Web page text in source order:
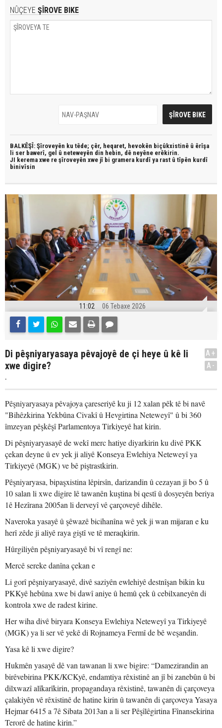
NÛÇEYE ŞÎROVE BIKE
BALKÊŞÎ: Şîroveyên ku têde; çêr, heqaret, hevokên biçûkxistinê û êrîşa
li ser bawerî, gel û neteweyên din hebin, dê neyêne erêkirin.
JI kerema xwe re şîroveyên xwe jî bi gramera kurdî ya rast û tîpên kurdî
binivîsin
11:02 06 Tebaxe 2026
Di pêşniyaryasaya pêvajoyê de çi heye û kê li
xwe digire?
.
A+
A-
Pêşniyaryasaya pêvajoya çareseriyê ku ji 12 xalan pêk tê bi navê
"Bihêzkirina Yekbûna Civakî û Hevgirtina Neteweyî" û bi 360
îmzeyan pêşkêşî Parlamentoya Tirkiyeyê hat kirin.
Di pêşniyaryasayê de wekî merc hatiye diyarkirin ku divê PKK
çekan deyne û ev yek ji aliyê Konseya Ewlehiya Neteweyî ya
Tirkiyeyê (MGK) ve bê piştrastkirin.
Pêşniyaryasa, bipaşxistina lêpirsîn, darizandin û cezayan ji bo 5 û
10 salan li xwe digire lê tawanên kuştina bi qestî û dosyeyên beriya
1ê Hezîrana 2005an li derveyî vê çarçoveyê dihêle.
Naveroka yasayê û şêwazê bicihanîna wê yek ji wan mijaran e ku
herî zêde ji aliyê raya giştî ve tê meraqkirin.
Hûrgiliyên pêşniyaryasayê bi vî rengî ne:
Mercê sereke danîna çekan e
Li gorî pêşniyaryasayê, divê saziyên ewlehiyê destnîşan bikin ku
PKKyê hebûna xwe bi dawî aniye û hemû çek û cebilxaneyên di
kontrola xwe de radest kirine.
Her wiha divê biryara Konseya Ewlehiya Neteweyî ya Tirkiyeyê
(MGK) ya li ser vê yekê di Rojnameya Fermî de bê weşandin.
Yasa kê li xwe digire?
Hukmên yasayê dê van tawanan li xwe bigire: “Damezirandin an
birêvebirina PKK/KCKyê, endamtiya rêxistinê an jî bi zanebûn û bi
dilxwazî alîkarîkirin, propagandaya rêxistinê, tawanên di çarçoveya
çalakiyên vê rêxistinê de hatine kirin û tawanên di çarçoveya Yasaya
Hejmar 6415 a 7ê Sibata 2013an a li ser Pêşîlêgirtina Fînansekirina
Terorê de hatine kirin.”